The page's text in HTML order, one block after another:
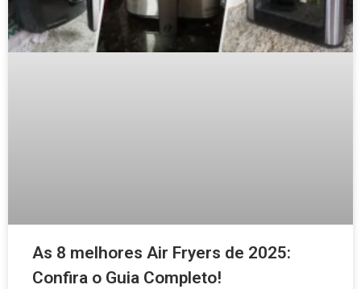
As 8 melhores Air Fryers de 2025:
Confira o Guia Completo!